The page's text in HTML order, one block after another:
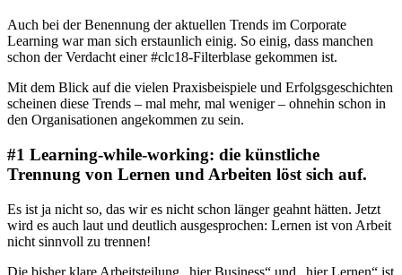
Auch bei der Benennung der aktuellen Trends im Corporate
Learning war man sich erstaunlich einig. So einig, dass manchen
schon der Verdacht einer #clc18-Filterblase gekommen ist.
Mit dem Blick auf die vielen Praxisbeispiele und Erfolgsgeschichten
scheinen diese Trends – mal mehr, mal weniger – ohnehin schon in
den Organisationen angekommen zu sein.
#1 Learning-while-working: die künstliche
Trennung von Lernen und Arbeiten löst sich auf.
Es ist ja nicht so, das wir es nicht schon länger geahnt hätten. Jetzt
wird es auch laut und deutlich ausgesprochen: Lernen ist von Arbeit
nicht sinnvoll zu trennen!
Die bisher klare Arbeitsteilung „hier Business“ und „hier Lernen“ ist